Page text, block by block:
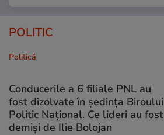
POLITIC
Politică
Conducerile a 6 filiale PNL au
fost dizolvate în ședința Biroului
Politic Național. Ce lideri au fost
demiși de Ilie Bolojan